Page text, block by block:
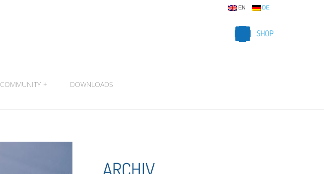
EN DE
SHOP
COMMUNITY + DOWNLOADS
ARCHIV